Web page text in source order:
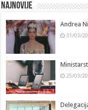
Najnovije
Andrea
31/03/
25/03/